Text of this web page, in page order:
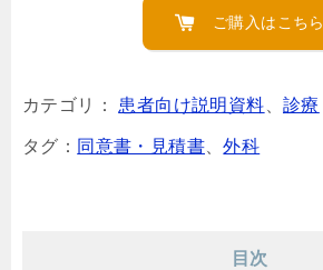
ご購入はこちら
カテゴリ： 患者向け説明資料 、診療
タグ： 同意書・見積書 、外科
目次